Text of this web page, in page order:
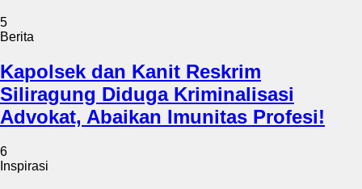
5
Berita
Kapolsek dan Kanit Reskrim
Siliragung Diduga Kriminalisasi
Advokat, Abaikan Imunitas Profesi!
6
Inspirasi